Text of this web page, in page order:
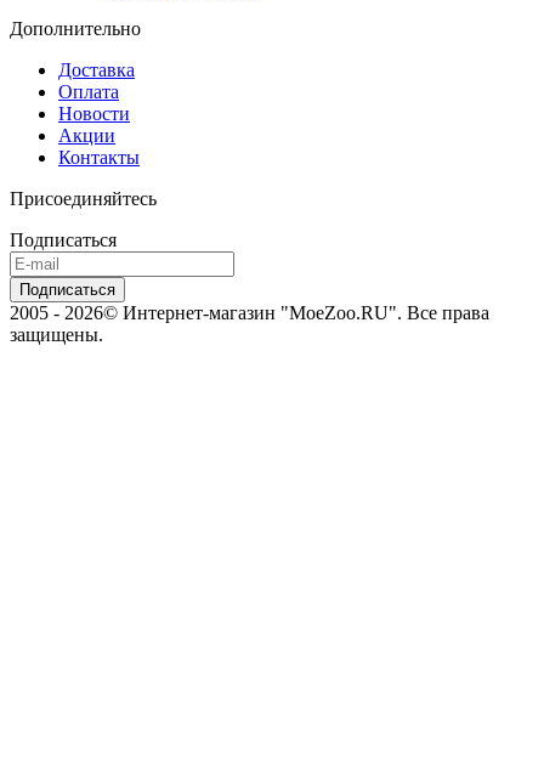
Дополнительно
Доставка
Оплата
Новости
Акции
Контакты
Присоединяйтесь
Подписаться
2005 - 2026© Интернет-магазин "MoeZoo.RU". Все права
защищены.